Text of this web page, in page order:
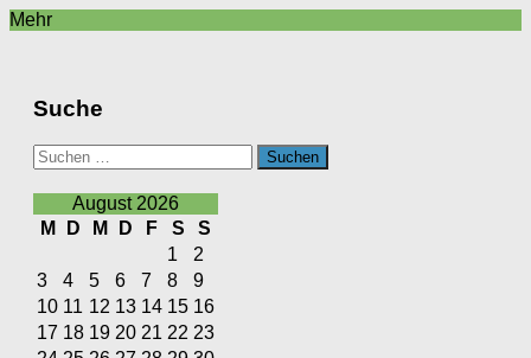
Mehr
Suche
Suchen
nach:
August 2026
M
D M D F S
S
1
2
3
4 5 6 7 8
9
10 11 12 13 14 15 16
17 18 19 20 21 22 23